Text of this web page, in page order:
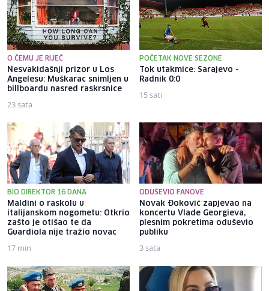
O ČEMU JE RIJEČ
Nesvakidašnji prizor u Los
Angelesu: Muškarac snimljen u
billboardu nasred raskrsnice
23 sata
POČETAK NOVE SEZONE
Tok utakmice: Sarajevo -
Radnik 0:0
15 sati
BIO DIREKTOR 16 DANA
Maldini o raskolu u
italijanskom nogometu: Otkrio
zašto je otišao te da
Guardiola nije tražio novac
17 min
ODUŠEVIO FANOVE
Novak Đoković zapjevao na
koncertu Vlade Georgieva,
plesnim pokretima oduševio
publiku
3 sata